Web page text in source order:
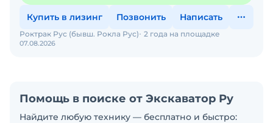
Купить в лизинг Позвонить Написать
07.08.2026
Роктрак Рус (бывш. Рокла Рус) 2 года на площадке
Помощь в поиске от Экскаватор Ру
Найдите любую технику — бесплатно и быстро: